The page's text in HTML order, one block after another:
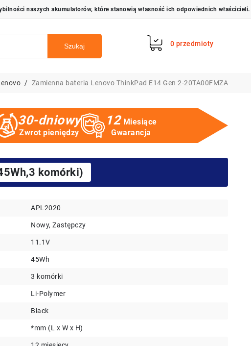
Szukaj 0 przedmioty
Zamienna bateria Lenovo ThinkPad E14 Gen 2-20TA00FMZA
30-dniowy
Zwrot pieniędzy
12 Miesiące
Gwarancja
komórki)
APL2020
Nowy, Zastępczy
11.1V
45Wh
3 komórki
Li-Polymer
Black
*mm (L x W x H)